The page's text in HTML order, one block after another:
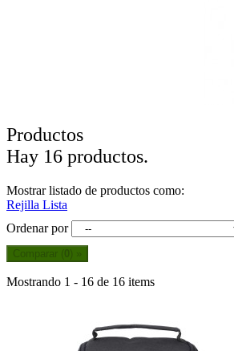
Productos
Hay 16 productos.
Mostrar listado de productos como:
Rejilla Lista
Ordenar por
Comparar ( 0 ) »
Mostrando 1 - 16 de 16 items